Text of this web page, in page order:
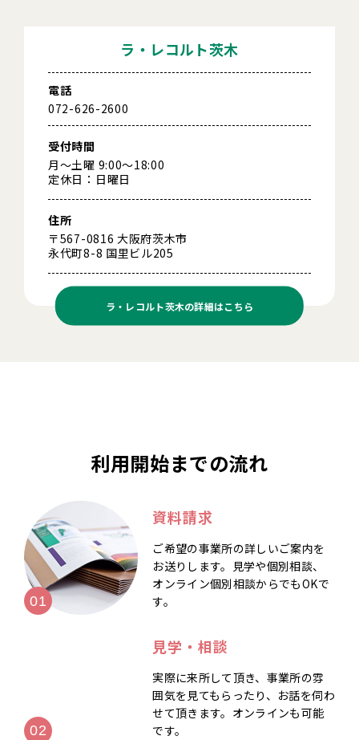
ラ・レコルト茨木
電話
072-626-2600
受付時間
月～土曜 9:00～18:00
定休日：日曜日
住所
〒567-0816 大阪府茨木市
永代町8-8 国里ビル205
ラ・レコルト茨木の詳細はこちら
利用開始までの流れ
資料請求
ご希望の事業所の詳しいご案内を
お送りします。見学や個別相談、
オンライン個別相談からでもOKで
す。
見学・相談
実際に来所して頂き、事業所の雰
囲気を見てもらったり、お話を伺わ
せて頂きます。オンラインも可能
です。